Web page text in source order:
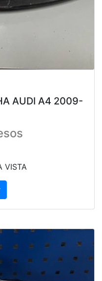
AUDI A4 2009-
VISTA